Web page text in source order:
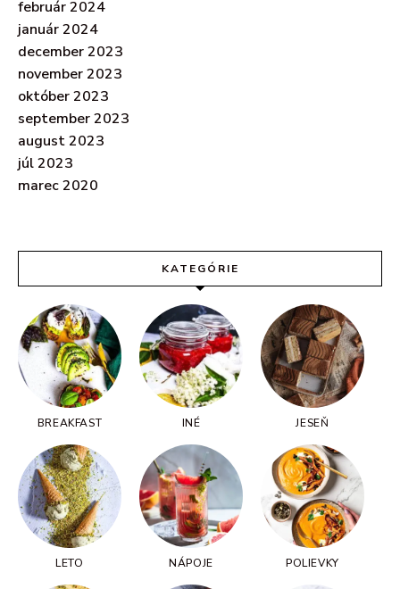
február 2024
január 2024
december 2023
november 2023
október 2023
september 2023
august 2023
júl 2023
marec 2020
KATEGÓRIE
BREAKFAST INÉ JESEŇ
LETO NÁPOJE POLIEVKY